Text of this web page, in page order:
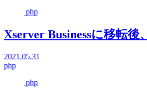
php
Xserver Businessに移転
2021.05.31
php
php